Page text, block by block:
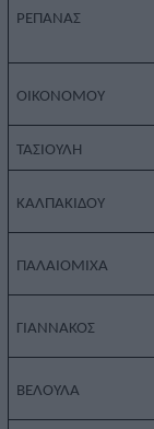
ΡΕΠΑΝΑΣ
ΟΙΚΟΝΟΜΟΥ
ΤΑΣΙΟΥΛΗ
ΚΑΛΠΑΚΙΔΟΥ
ΠΑΛΑΙΟΜΙΧΑ
ΓΙΑΝΝΑΚΟΣ
ΒΕΛΟΥΛΑ